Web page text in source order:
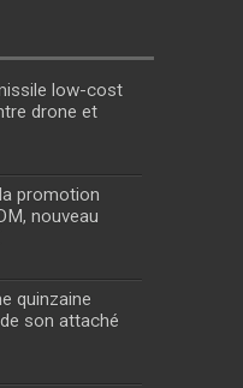
low-cost
drone et
promotion
nouveau
quinzaine
son attaché